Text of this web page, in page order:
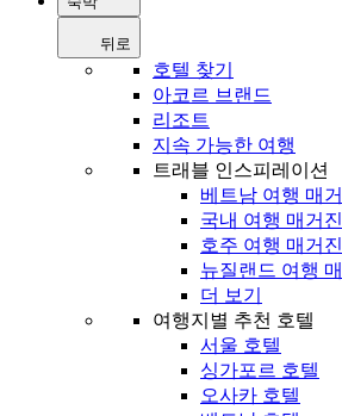
뒤로
호텔 찾기
아코르 브랜드
리조트
지속 가능한 여행
트래블 인스피레이션
베트남 여행 매
국내 여행 매거진
호주 여행 매거진
뉴질랜드 여행
더 보기
여행지별 추천 호텔
서울 호텔
싱가포르 호텔
오사카 호텔